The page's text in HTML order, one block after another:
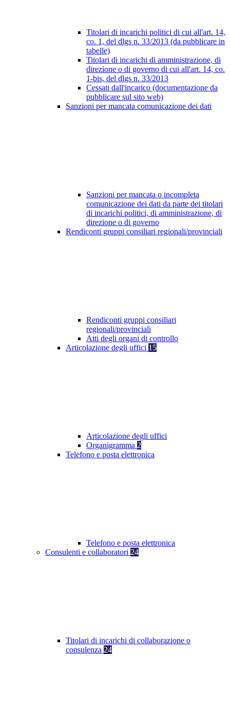
Titolari di incarichi politici di cui all'art. 14,
co. 1, del dlgs n. 33/2013 (da pubblicare in
tabelle)
Titolari di incarichi di amministrazione, di
direzione o di governo di cui all'art. 14, co.
1-bis, del dlgs n. 33/2013
Cessati dall'incarico (documentazione da
pubblicare sul sito web)
Sanzioni per mancata comunicazione dei dati
Sanzioni per mancata o incompleta
comunicazione dei dati da parte dei titolari
di incarichi politici, di amministrazione, di
direzione o di governo
Rendiconti gruppi consiliari regionali/provinciali
Rendiconti gruppi consiliari
regionali/provinciali
Atti degli organi di controllo
Articolazione degli uffici 15
Articolazione degli uffici
Organigramma 2
Telefono e posta elettronica
Telefono e posta elettronica
Consulenti e collaboratori 24
Titolari di incarichi di collaborazione o
consulenza 24